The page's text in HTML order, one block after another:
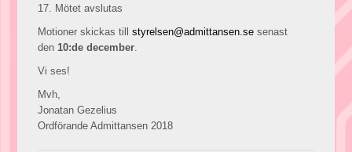
17. Mötet avslutas
Motioner skickas tillstyrelsen@admittansen.se senast
den 10:de december
Vi ses!
Mvh,
Jonatan Gezelius
Ordförande Admittansen 2018